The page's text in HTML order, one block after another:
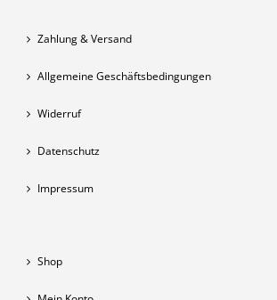
Zahlung & Versand
Allgemeine Geschäftsbedingungen
Widerruf
Datenschutz
Impressum
Shop